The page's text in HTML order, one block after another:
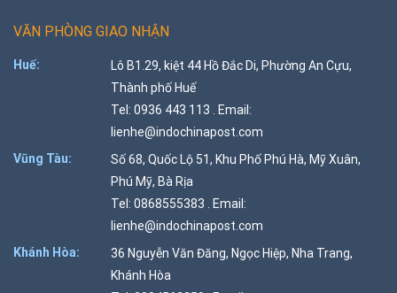
VĂN PHÒNG GIAO NHẬN
Huế:
Lô B1.29, kiệt 44 Hồ Đắc Di, Phường An Cựu,
Thành phố Huế
Tel: 0936 443 113 . Email:
lienhe@indochinapost.com
Vũng Tàu:
Số 68, Quốc Lộ 51, Khu Phố Phú Hà, Mỹ Xuân,
Phú Mỹ, Bà Rịa
Tel: 0868555383 . Email:
lienhe@indochinapost.com
Khánh Hòa:
36 Nguyễn Văn Đăng, Ngọc Hiệp, Nha Trang,
Khánh Hòa